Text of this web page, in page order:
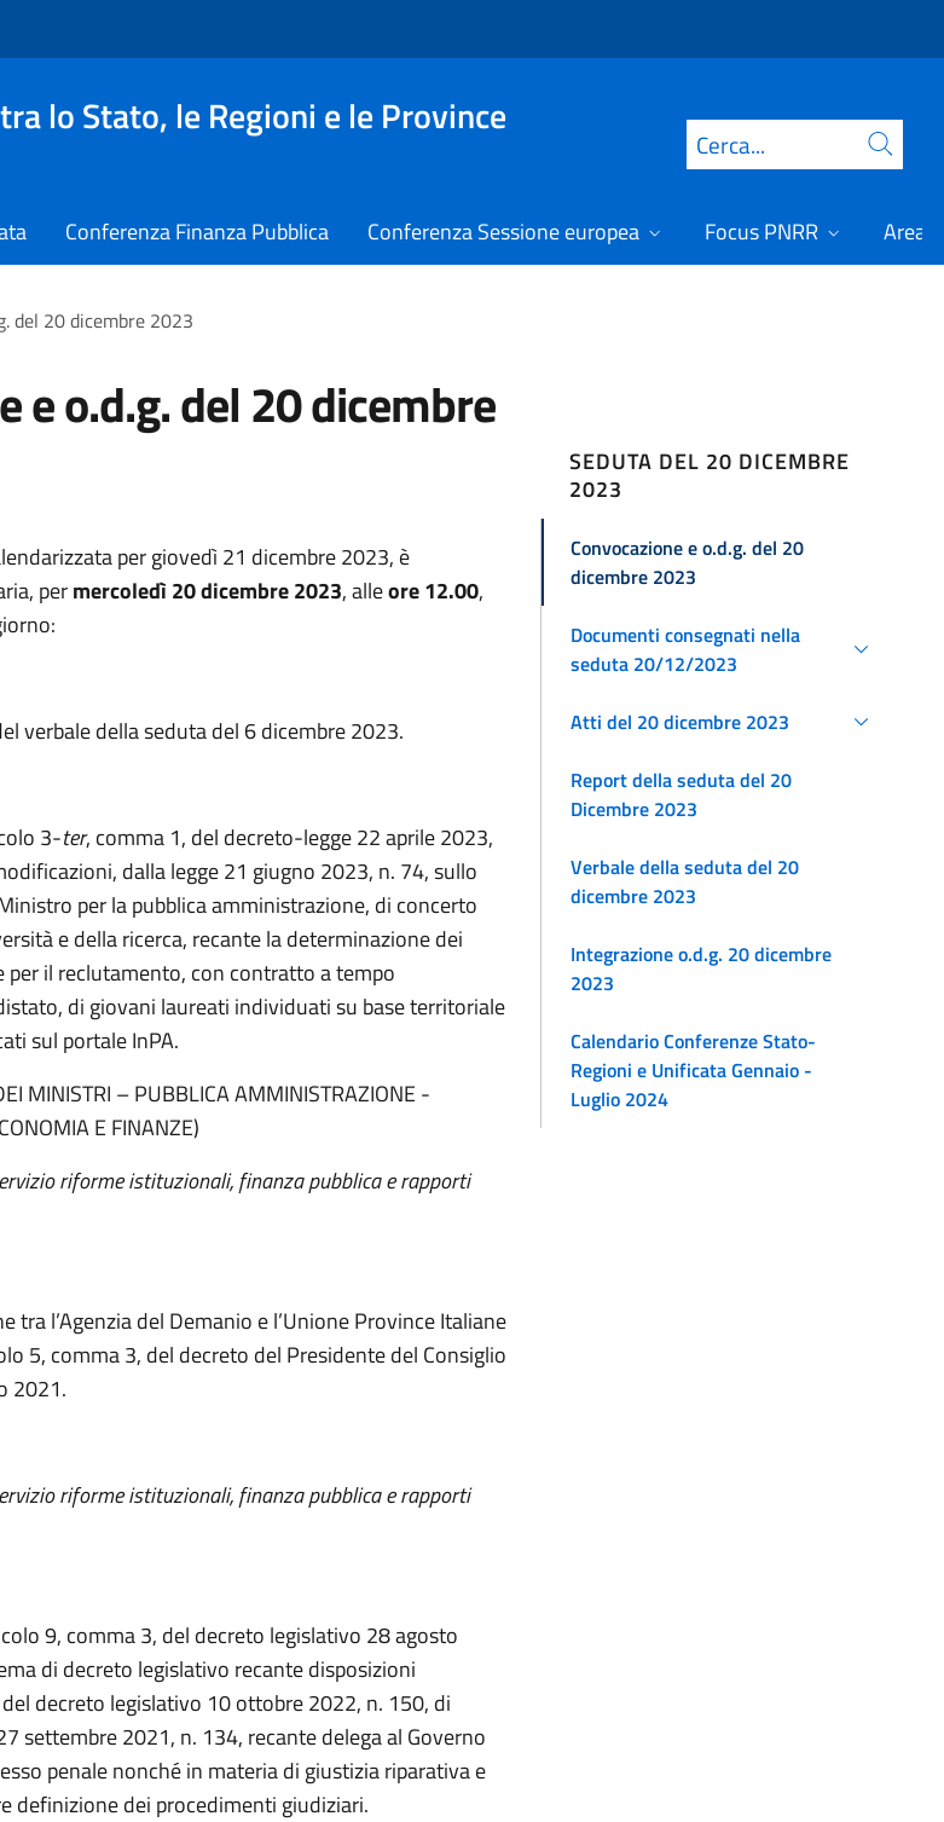
lo Stato, le Regioni e le Province
Cerca
Conferenza Finanza Pubblica Conferenza Sessione europea Focus PNRR Area
del 20 dicembre 2023
e o.d.g. del 20 dicembre
per giovedì 21 dicembre 2023, è
permercoledì 20 dicembre 2023, alleore 12.00,
verbale della seduta del 6 dicembre 2023.
3-ter, comma 1, del decreto-legge 22 aprile 2023,
dalla legge 21 giugno 2023, n. 74, sullo
per la pubblica amministrazione, di concerto
e della ricerca, recante la determinazione dei
per il reclutamento, con contratto a tempo
di giovani laureati individuati su base territoriale
sul portale InPA.
MINISTRI – PUBBLICA AMMINISTRAZIONE -
E FINANZE)
riforme istituzionali, finanza pubblica e rapporti
tra l’Agenzia del Demanio e l’Unione Province Italiane
5, comma 3, del decreto del Presidente del Consiglio
2021.
riforme istituzionali, finanza pubblica e rapporti
9, comma 3, del decreto legislativo 28 agosto
di decreto legislativo recante disposizioni
decreto legislativo 10 ottobre 2022, n. 150, di
settembre 2021, n. 134, recante delega al Governo
penale nonché in materia di giustizia riparativa e
definizione dei procedimenti giudiziari.
SEDUTA DEL 20 DICEMBRE
2023
Convocazione e o.d.g. del 20
dicembre 2023
Documenti consegnati nella
seduta 20/12/2023
Atti del 20 dicembre 2023
Report della seduta del 20
Dicembre 2023
Verbale della seduta del 20
dicembre 2023
Integrazione o.d.g. 20 dicembre
2023
Calendario Conferenze Stato-
Regioni e Unificata Gennaio -
Luglio 2024